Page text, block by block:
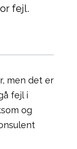
fejl.
men det er
fejl i
og